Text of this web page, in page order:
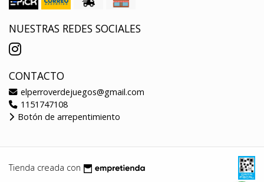
NUESTRAS REDES SOCIALES
CONTACTO
elperroverdejuegos@gmail.com
1151747108
Botón de arrepentimiento
Tienda creada con